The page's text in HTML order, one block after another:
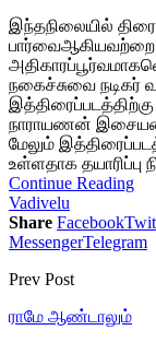
இந்தநிலையில்
நகைச்சுவை நடிகர்
நாராயணன்
மேலும்
உள்ளதாக தயாரிப்பு
Continue Reading
Vadivelu
Share Facebook
MessengerTelegram
Prev Post
ராமே ஆண்டாலும்